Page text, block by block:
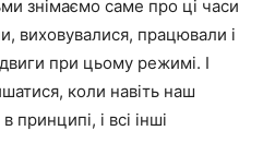
знімаємо саме про ці часи
виховувалися, працювали і
при цьому режимі. І
коли навіть наш
принципі, і всі інші